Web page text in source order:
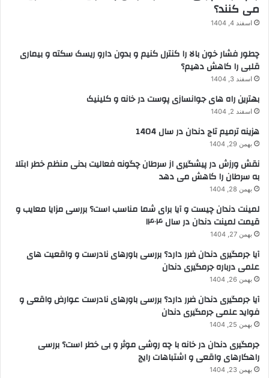
می کنند؟
اسفند 4, 1404
چطور فشار خون بالا را کنترل کنیم و بدون دارو ریسک سکته و بیماری
قلبی را کاهش دهیم؟
اسفند 3, 1404
بهترین راه های جوانسازی پوست در خانه و کلینیک
اسفند 2, 1404
هزینه ترمیم تاج دندان در سال 1404
بهمن 29, 1404
نقش ورزش در پیشگیری از سرطان چگونه فعالیت بدنی منظم خطر ابتلا
به سرطان را کاهش می دهد
بهمن 28, 1404
لمینت دندان چیست و آیا برای شما مناسب است؟ بررسی مزایا معایب و
قیمت لمینت دندان در سال ۱۴۰۴
بهمن 27, 1404
آیا جرمگیری دندان ضرر دارد؟ بررسی باورهای نادرست و واقعیت های
علمی درباره جرمگیری دندان
بهمن 26, 1404
آیا جرمگیری دندان ضرر دارد؟ بررسی باورهای نادرست عوارض واقعی و
فواید علمی جرمگیری دندان
بهمن 25, 1404
جرمگیری دندان در خانه با چه روشی موثر و بی خطر است؟ بررسی
راهکارهای واقعی و اشتباهات رایج
بهمن 23, 1404